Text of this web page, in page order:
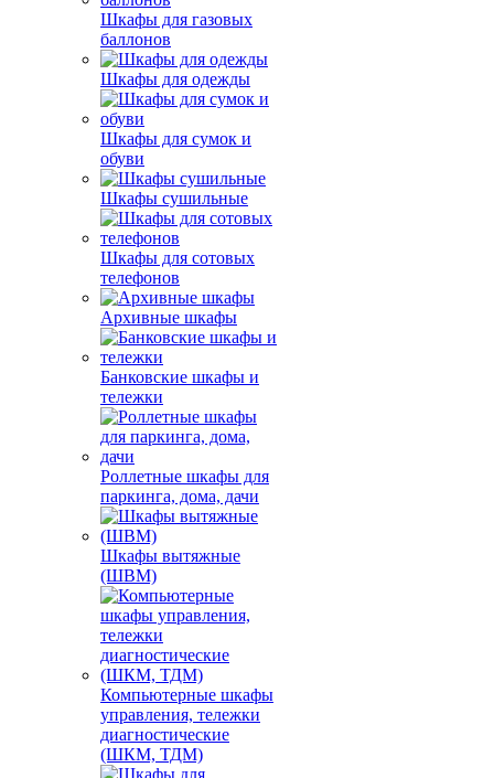
Шкафы для газовых
баллонов
Шкафы для одежды
Шкафы для сумок и
обуви
Шкафы сушильные
Шкафы для сотовых
телефонов
Архивные шкафы
Банковские шкафы и
тележки
Роллетные шкафы для
паркинга, дома, дачи
Шкафы вытяжные
(ШВМ)
Компьютерные шкафы
управления, тележки
диагностические
(ШКМ, ТДМ)